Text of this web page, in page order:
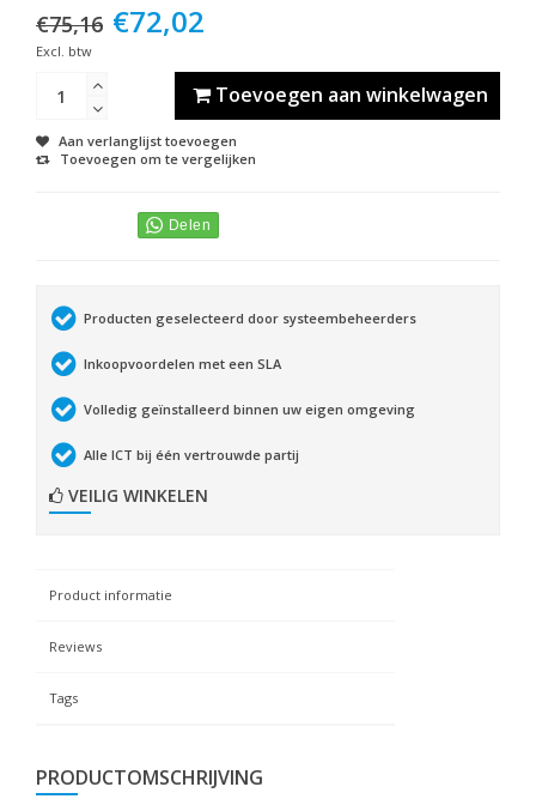
€75,16 €72,02
Excl. btw
Toevoegen aan winkelwagen
Aan verlanglijst toevoegen
Toevoegen om te vergelijken
Producten geselecteerd door systeembeheerders
Inkoopvoordelen met een SLA
Volledig geïnstalleerd binnen uw eigen omgeving
Alle ICT bij één vertrouwde partij
VEILIG WINKELEN
Product informatie
Reviews
Tags
PRODUCTOMSCHRIJVING